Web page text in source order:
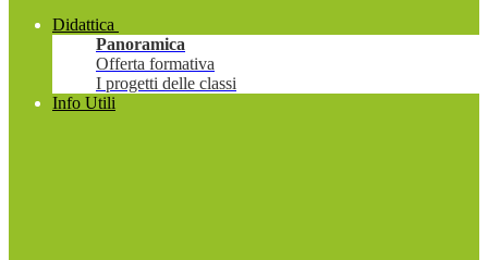
Didattica
Panoramica
Offerta formativa
I progetti delle classi
Info Utili